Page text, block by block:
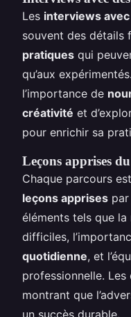
Les interviews
souvent des détails
pratiques qui
qu’aux
l’importance de
créativité et
pour enrichir sa
Leçons apprises
Chaque parcours
leçons apprises
éléments tels que
difficiles,
quotidienne, et
professionnelle.
montrant que
un succès durable.